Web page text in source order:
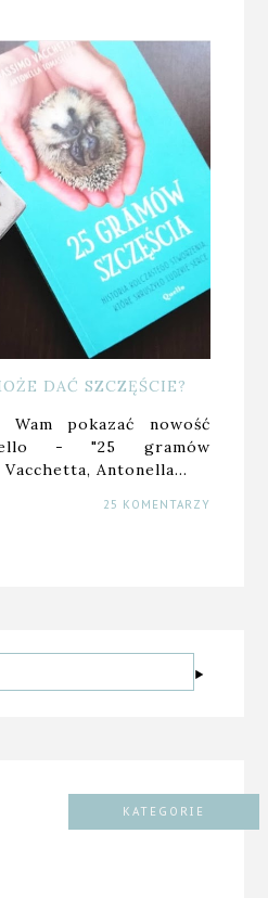
DAĆ SZCZĘŚCIE?
Wam pokazać nowość
- "25 gramów
Vacchetta, Antonella…
25 KOMENTARZY
KATEGORIE